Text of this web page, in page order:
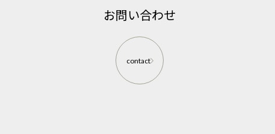
お問い合わせ
contact